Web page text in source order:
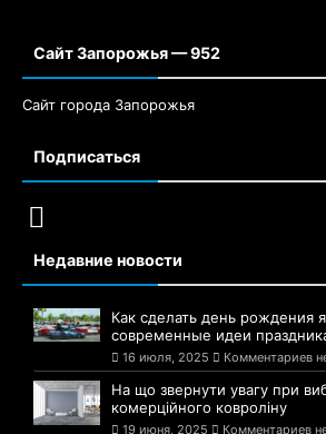
Сайт Запорожья — 952
Сайт города Запорожья
Подписаться
Недавние новости
Как сделать день рождения
современные идеи
16 июля, 2025 Комментариев
На що звернути увагу при
комерційного ковроліну
19 июня, 2025 Комментариев